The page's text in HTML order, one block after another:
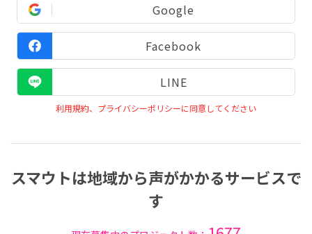
Google
Facebook
LINE
利用規約、プライバシーポリシーに同意してください
スマウトは地域から声がかかるサービスで
す